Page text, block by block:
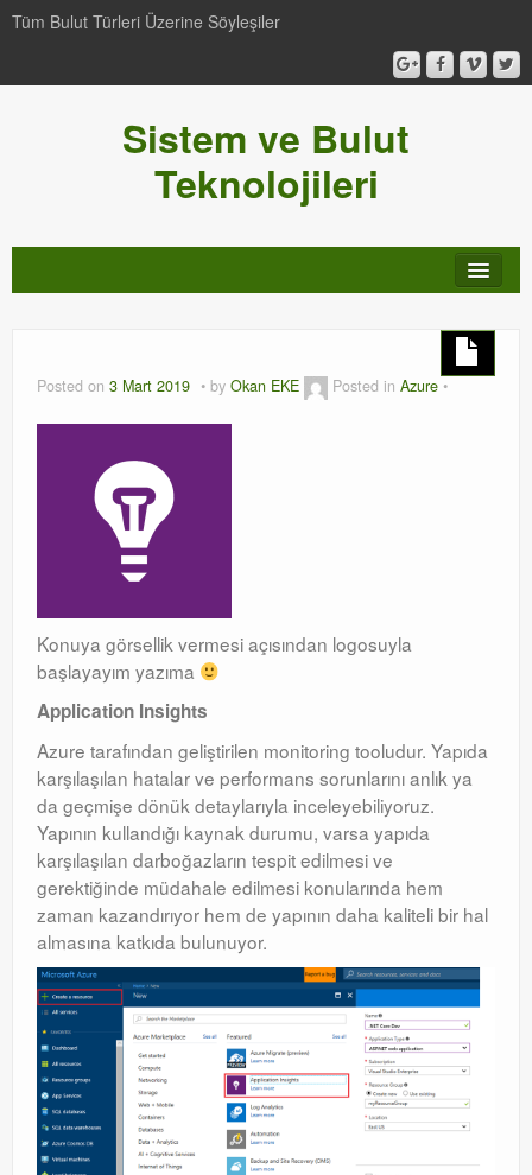
Tüm Bulut Türleri Üzerine Söyleşiler
Sistem ve Bulut
Teknolojileri
Video-Webcast-Seminer
Windows Server Family
Orchestrator
Watchguard
PHP & MySQL
Exchange
Posted on 3 Mart 2019 by Okan EKE Posted in Azure
Konuya görsellik vermesi açısından logosuyla
başlayayım yazıma
Application Insights
Azure tarafından geliştirilen monitoring tooludur. Yapıda
karşılaşılan hatalar ve performans sorunlarını anlık ya
da geçmişe dönük detaylarıyla inceleyebiliyoruz.
Yapının kullandığı kaynak durumu, varsa yapıda
karşılaşılan darboğazların tespit edilmesi ve
gerektiğinde müdahale edilmesi konularında hem
zaman kazandırıyor hem de yapının daha kaliteli bir hal
almasına katkıda bulunuyor.